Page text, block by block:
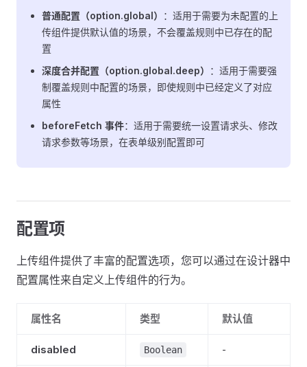
普通配置（option.global）
：适用于需要为未配置的上
传组件提供默认值的场景，不会覆盖规则中已存在的配
置
深度合并配置（option.global.deep）
：适用于需要强
制覆盖规则中配置的场景，即使规则中已经定义了对应
属性
beforeFetch 事件：适用于需要统一设置请求头、修改
请求参数等场景，在表单级别配置即可
配置项
上传组件提供了丰富的配置选项，您可以通过在设计器中
配置属性来自定义上传组件的行为。
属性名 类型 默认值
disabled Boolean -